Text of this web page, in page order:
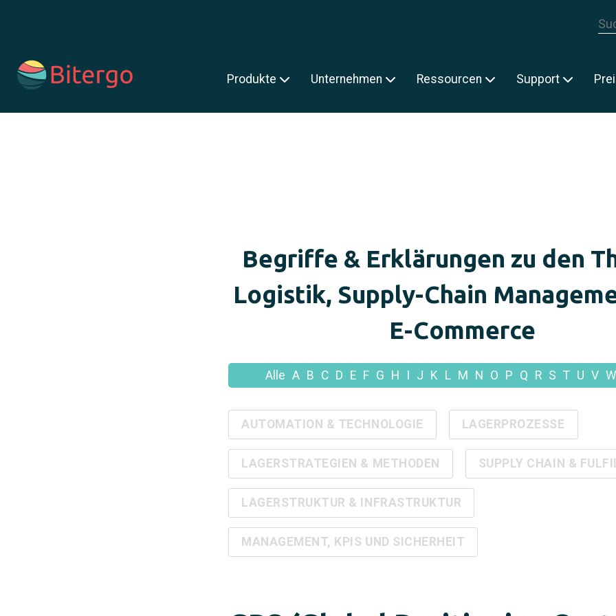
Produkte Unternehmen Ressourcen Support
ist ein Suchfeld mit einer automatischen Vorschlagsfunktion.
Begriffe & Erklärungen zu den
Logistik, Supply-Chain
E-Commerce
Alle A B C D E F G H J K L M N O P Q R S T U V W
AUTOMATION & TECHNOLOGIE LAGERPROZESSE
LAGERSTRATEGIEN & METHODEN SUPPLY CHAIN &
LAGERSTRUKTUR & INFRASTRUKTUR
MANAGEMENT, KPIS UND SICHERHEIT